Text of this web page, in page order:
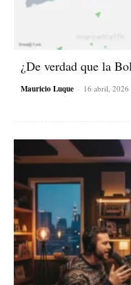
¿De verdad que la
Mauricio Luque - 16 abril, 2026